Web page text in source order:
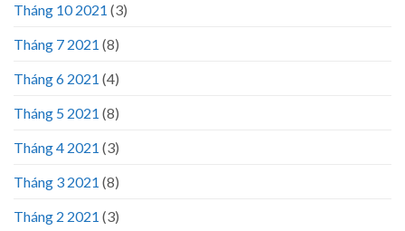
Tháng 10 2021 (3)
Tháng 7 2021 (8)
Tháng 6 2021 (4)
Tháng 5 2021 (8)
Tháng 4 2021 (3)
Tháng 3 2021 (8)
Tháng 2 2021 (3)